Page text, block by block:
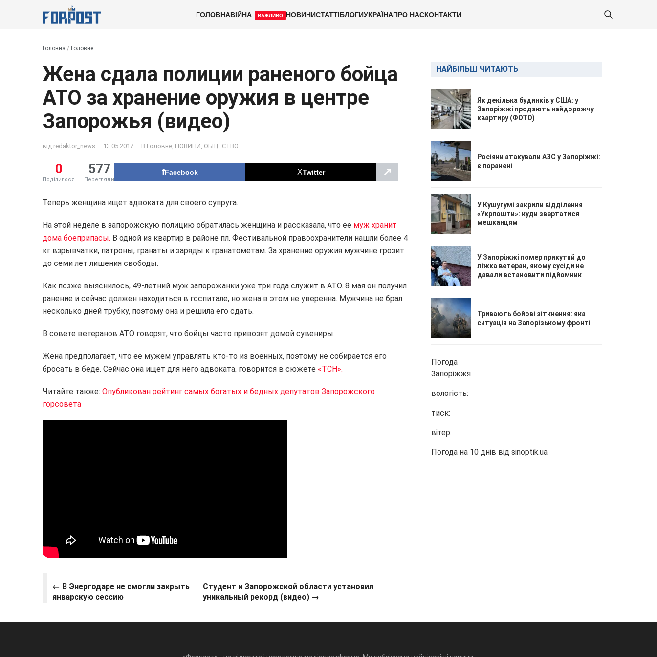
ГОЛОВНАВІЙНА ВАЖЛИВО НОВИНИСТАТТІБЛОГИУКРАЇНАПРО НАСКОНТАКТИ
Головна / Головне
Жена сдала полиции раненого бойца
АТО за хранение оружия в центре
Запорожья (видео)
від redaktor_news — 13.05.2017 — В Головне НОВИНИ ОБЩЕСТВО
0
Поділилося
577
Перегляди
Facebook Twitter ↗
Теперь женщина ищет адвоката для своего супруга.
На этой неделе в запорожскую полицию обратилась женщина и рассказала, что ее муж хранит
дома боеприпасы. В одной из квартир в районе пл. Фестивальной правоохранители нашли более 4
кг взрывчатки, патроны, гранаты и заряды к гранатометам. За хранение оружия мужчине грозит
до семи лет лишения свободы.
Как позже выяснилось, 49-летний муж запорожанки уже три года служит в АТО. 8 мая он получил
ранение и сейчас должен находиться в госпитале, но жена в этом не уверенна. Мужчина не брал
несколько дней трубку, поэтому она и решила его сдать.
В совете ветеранов АТО говорят, что бойцы часто привозят домой сувениры.
Жена предполагает, что ее мужем управлять кто-то из военных, поэтому не собирается его
бросать в беде. Сейчас она ищет для него адвоката, говорится в сюжете «ТСН».
Читайте также: Опубликован рейтинг самых богатых и бедных депутатов Запорожского
горсовета
← В Энергодаре не смогли закрыть
январскую сессию
Студент и Запорожской области установил
уникальный рекорд (видео) →
НАЙБІЛЬШ ЧИТАЮТЬ
Як декілька будинків у США: у
Запоріжжі продають найдорожчу
квартиру (ФОТО)
Росіяни атакували АЗС у Запоріжжі:
є поранені
У Кушугумі закрили відділення
«Укрпошти»: куди звертатися
мешканцям
У Запоріжжі помер прикутий до
ліжка ветеран, якому сусіди не
давали встановити підйомник
Тривають бойові зіткнення: яка
ситуація на Запорізькому фронті
Погода
Запоріжжя
вологість:
тиск:
вітер:
Погода на 10 днів від sinoptik.ua